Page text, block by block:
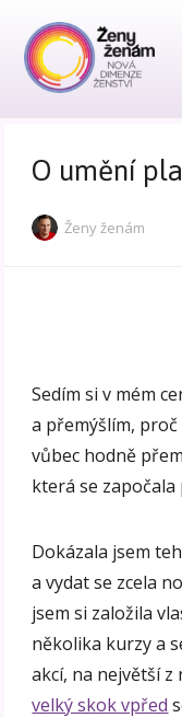
O umění
Ženy ženám
Sedím si v mém
a přemýšlím,
vůbec hodně
která se
Dokázala jsem
a vydat se zcela
jsem si založila
několika kurzy a
akcí, na největší
velký skok vpřed